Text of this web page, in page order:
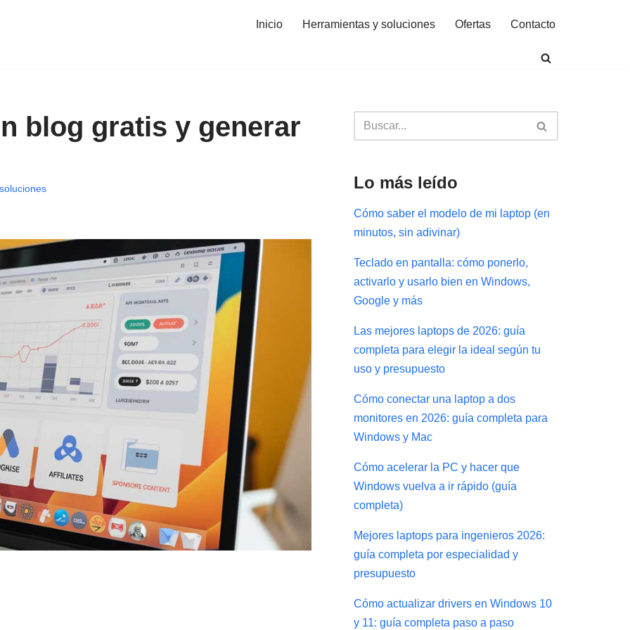
Inicio Herramientas y soluciones Ofertas Contacto
blog gratis y generar
Lo más leído
Cómo saber el modelo de mi laptop (en
minutos, sin adivinar)
Teclado en pantalla: cómo ponerlo,
activarlo y usarlo bien en Windows,
Google y más
Las mejores laptops de 2026: guía
completa para elegir la ideal según tu
uso y presupuesto
Cómo conectar una laptop a dos
monitores en 2026: guía completa para
Windows y Mac
Cómo acelerar la PC y hacer que
Windows vuelva a ir rápido (guía
completa)
Mejores laptops para ingenieros 2026:
guía completa por especialidad y
presupuesto
Cómo actualizar drivers en Windows 10
y 11: guía completa paso a paso